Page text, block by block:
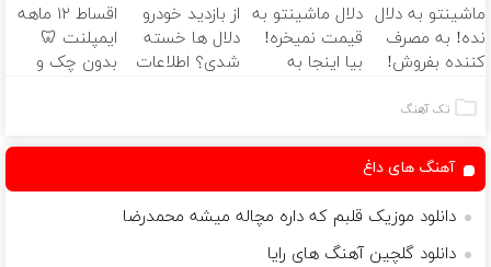
ماشینتو به دلال
نده! به مصرف
کننده بفروش!
یک تماس
دلال ماشینتو به
قیمت نمیخره!
بیا اینجا به
از بازدید خودرو
دلال ها خسته
شدی؟ اطلاعات
اقساط ۱۲ ماهه
ایمپلنت 🦷
بدون چک و
تک آهنگ
آهنگ های داغ
دانلود موزیک قلبم که داره مچاله میشه محمدرضا
دانلود گلچین آهنگ های رایا